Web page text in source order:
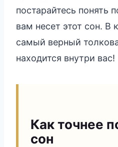
постарайтесь понять
вам несет этот сон. В
самый верный
находится внутри вас!
Как точнее
сон